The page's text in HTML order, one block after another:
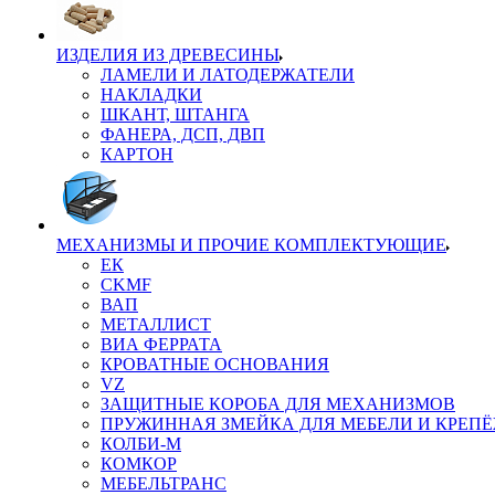
ИЗДЕЛИЯ ИЗ ДРЕВЕСИНЫ
ЛАМЕЛИ И ЛАТОДЕРЖАТЕЛИ
НАКЛАДКИ
ШКАНТ, ШТАНГА
ФАНЕРА, ДСП, ДВП
КАРТОН
МЕХАНИЗМЫ И ПРОЧИЕ КОМПЛЕКТУЮЩИЕ
ЕК
CKMF
ВАП
МЕТАЛЛИСТ
ВИА ФЕРРАТА
КРОВАТНЫЕ ОСНОВАНИЯ
VZ
ЗАЩИТНЫЕ КОРОБА ДЛЯ МЕХАНИЗМОВ
ПРУЖИННАЯ ЗМЕЙКА ДЛЯ МЕБЕЛИ И
КОЛБИ-М
КОМКОР
МЕБЕЛЬТРАНС